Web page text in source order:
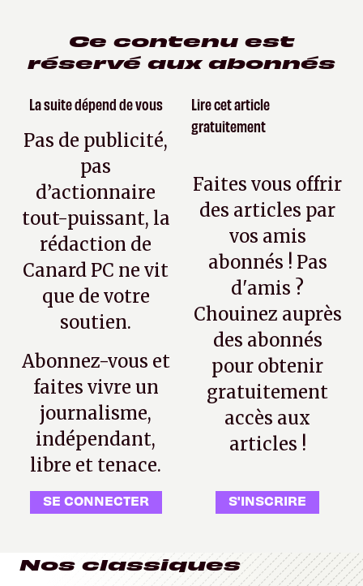
Ce contenu est
réservé aux abonnés
La suite dépend de vous
Pas de publicité,
pas
d’actionnaire
tout-puissant, la
rédaction de
Canard PC ne vit
que de votre
soutien.
Abonnez-vous et
faites vivre un
journalisme,
indépendant,
libre et tenace.
SE CONNECTER
Lire cet article
gratuitement
Faites vous offrir
des articles par
vos amis
abonnés ! Pas
d'amis ?
Chouinez auprès
des abonnés
pour obtenir
gratuitement
accès aux
articles !
S'INSCRIRE
Nos classiques